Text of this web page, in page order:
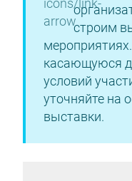
строим
касающуюся
условий
уточняйте на
выставки.